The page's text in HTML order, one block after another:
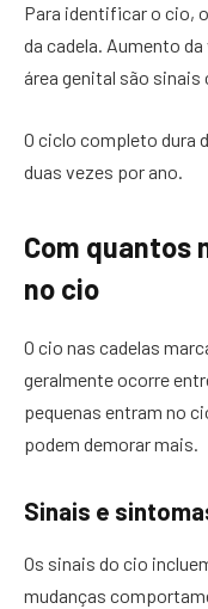
Para identificar o cio,
da cadela. Aumento
área genital são sinais
O ciclo completo dura
duas vezes por ano.
Com quantos
no cio
O cio nas cadelas
geralmente ocorre
pequenas entram no
podem demorar mais.
Sinais e
Os sinais do cio
mudanças